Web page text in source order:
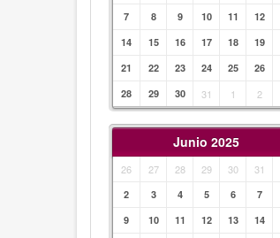
7
8 9 10 11 12
14
15 16 17 18 19
21
22 23 24 25 26
28
29 30 31 1 2
Junio 2025
26 27 28 29 30 31
2
3 4 5 6 7
9
10 11 12 13 14